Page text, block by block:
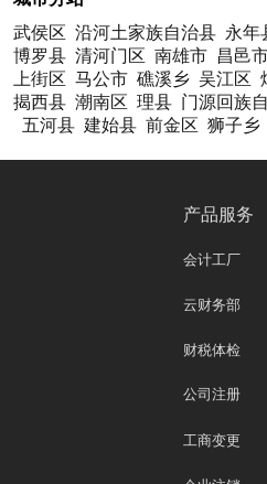
武侯区 沿河土家族自治县 永年
博罗县 清河门区 南雄市 昌邑
上街区 马公市 礁溪乡 吴江区
揭西县 潮南区 理县 门源回族
五河县 建始县 前金区 狮子乡
产品服务
会计工厂
云财务部
财税体检
公司注册
工商变更